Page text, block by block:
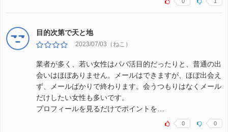
目的次第で天と地
2023/07/03（ねこ）
業者が多く、若い女性はパパ活目的だったりと、普通の出
会いはほぼありません。メールはできますが、ほぼ出会え
ず、メールばかりで終わります。会うつもりはなくメール
だけしたい女性も多いです。
プロフィールを見るだけでポイントを…
0 0